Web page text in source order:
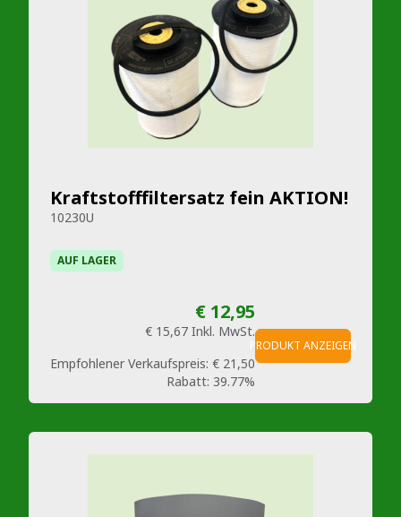
Kraftstofffiltersatz fein AKTION!
10230U
AUF LAGER
€ 12,95
€ 15,67 Inkl. MwSt.
Empfohlener Verkaufspreis: € 21,50
Rabatt: 39.77%
PRODUKT ANZEIGEN